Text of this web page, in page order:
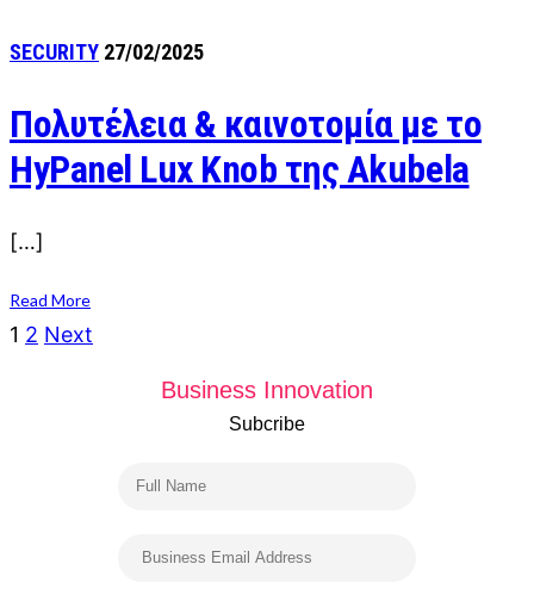
SECURITY 27/02/2025
Πολυτέλεια & καινοτομία με το
HyPanel Lux Knob της Akubela
[…]
Read More
Posts
navigation
1 2 Next
Business Innovation
Subcribe